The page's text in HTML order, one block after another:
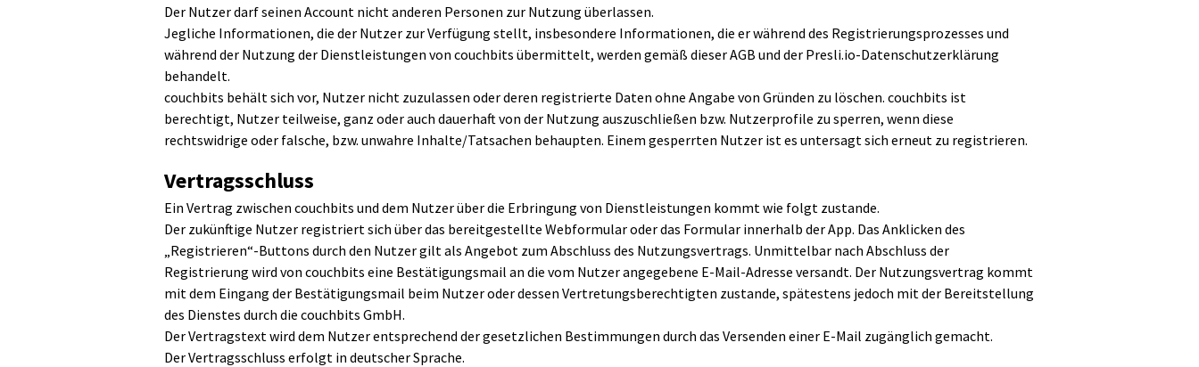
Der Nutzer darf seinen Account nicht anderen Personen zur Nutzung überlassen.
Jegliche Informationen, die der Nutzer zur Verfügung stellt, insbesondere Informationen, die er während des Registrierungsprozesses und
während der Nutzung der Dienstleistungen von couchbits übermittelt, werden gemäß dieser AGB und der Presli.io-Datenschutzerklärung
behandelt.
couchbits behält sich vor, Nutzer nicht zuzulassen oder deren registrierte Daten ohne Angabe von Gründen zu löschen. couchbits ist
berechtigt, Nutzer teilweise, ganz oder auch dauerhaft von der Nutzung auszuschließen bzw. Nutzerprofile zu sperren, wenn diese
rechtswidrige oder falsche, bzw. unwahre Inhalte/Tatsachen behaupten. Einem gesperrten Nutzer ist es untersagt sich erneut zu registrieren.
Vertragsschluss
Ein Vertrag zwischen couchbits und dem Nutzer über die Erbringung von Dienstleistungen kommt wie folgt zustande.
Der zukünftige Nutzer registriert sich über das bereitgestellte Webformular oder das Formular innerhalb der App. Das Anklicken des
„Registrieren“-Buttons durch den Nutzer gilt als Angebot zum Abschluss des Nutzungsvertrags. Unmittelbar nach Abschluss der
Registrierung wird von couchbits eine Bestätigungsmail an die vom Nutzer angegebene E-Mail-Adresse versandt. Der Nutzungsvertrag kommt
mit dem Eingang der Bestätigungsmail beim Nutzer oder dessen Vertretungsberechtigten zustande, spätestens jedoch mit der Bereitstellung
des Dienstes durch die couchbits GmbH.
Der Vertragstext wird dem Nutzer entsprechend der gesetzlichen Bestimmungen durch das Versenden einer E-Mail zugänglich gemacht.
Der Vertragsschluss erfolgt in deutscher Sprache.